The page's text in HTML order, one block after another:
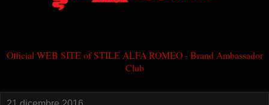
Official WEB SITE of STILE ALFA ROMEO - Brand Ambassador
Club